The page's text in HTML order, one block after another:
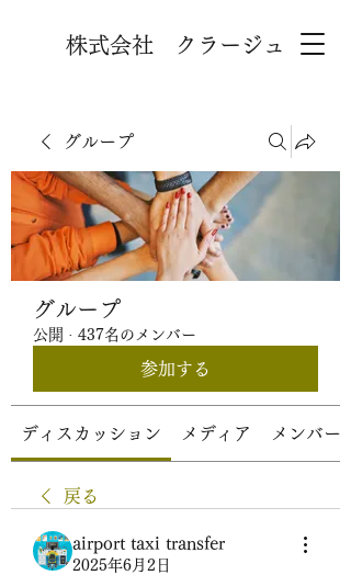
株式会社 クラージュ
グループ
グループ
公開 · 437名のメンバー
参加する
ディスカッション メディア メンバー
戻る
airport taxi transfer
2025年6月2日